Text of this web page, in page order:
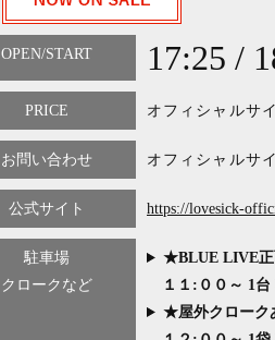
OPEN/START 17:25 /
PRICE オフィシャルサ
お問い合わせ オフィシャルサ
公式サイト https://lovesick-
駐車場
クロークなど
★BLUE LIVE正
１１:００～ 1台
★屋外クローク